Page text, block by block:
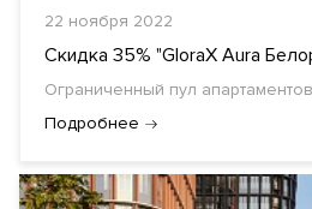
22 ноября 2022
Скидка 35% "GloraX Aura
Ограниченный пул апартаментов
Подробнее